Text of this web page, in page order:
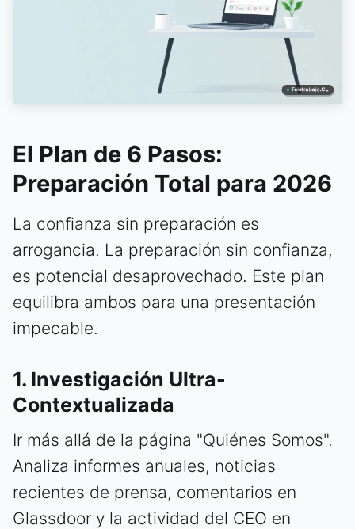
El Plan de 6 Pasos:
Preparación Total para 2026
La confianza sin preparación es
arrogancia. La preparación sin confianza,
es potencial desaprovechado. Este plan
equilibra ambos para una presentación
impecable.
1. Investigación Ultra-
Contextualizada
Ir más allá de la página "Quiénes Somos".
Analiza informes anuales, noticias
recientes de prensa, comentarios en
Glassdoor y la actividad del CEO en